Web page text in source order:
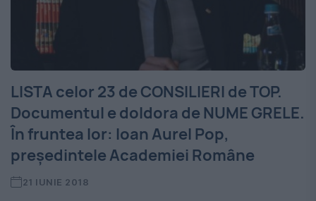
LISTA celor 23 de CONSILIERI de TOP.
Documentul e doldora de NUME GRELE.
În fruntea lor: Ioan Aurel Pop,
președintele Academiei Române
21 IUNIE 2018